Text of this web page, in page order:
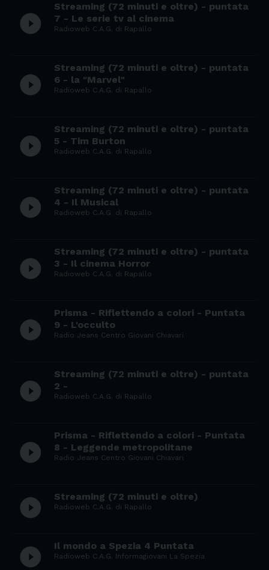
play_circle_filled
Streaming (72 minuti e oltre) - puntata
7 - Le serie tv al cinema
Radioweb C.A.G. di Rapallo
play_circle_filled
Streaming (72 minuti e oltre) - puntata
6 - la "Marvel"
Radioweb C.A.G. di Rapallo
play_circle_filled
Streaming (72 minuti e oltre) - puntata
5 - Tim Burton
Radioweb C.A.G. di Rapallo
play_circle_filled
Streaming (72 minuti e oltre) - puntata
4 - Il Musical
Radioweb C.A.G. di Rapallo
play_circle_filled
Streaming (72 minuti e oltre) - puntata
3 - Il cinema Horror
Radioweb C.A.G. di Rapallo
play_circle_filled
Prisma - Riflettendo a colori - Puntata
9 - L'occulto
Radio Jeans Centro Giovani Chiavari
play_circle_filled
Streaming (72 minuti e oltre) - puntata
2 -
Radioweb C.A.G. di Rapallo
play_circle_filled
Prisma - Riflettendo a colori - Puntata
8 - Leggende metropolitane
Radio Jeans Centro Giovani Chiavari
play_circle_filled Streaming (72 minuti e oltre)
Radioweb C.A.G. di Rapallo
play_circle_filled Il mondo a Spezia 4 Puntata
Radioweb C.A.G. Informagiovani La Spezia